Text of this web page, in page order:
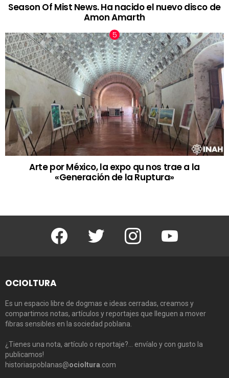
Season Of Mist News. Ha nacido el nuevo disco de
Amon Amarth
Arte por México, la expo qu nos trae a la
«Generación de la Ruptura»
Facebook Twitter Instagram Youtube
OCIOLTURA
Es un espacio libre de dogmas e ideas cerradas, creamos y
compartimos notas, artículos y reportajes que lleguen a mover
fibras sensibles en la sociedad poblana.
¿Tienes una nota, artículo o reportaje?… envíalo y con gusto la
publicamos!
historiaspoblanas@ocioltura.com